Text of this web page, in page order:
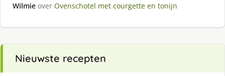
Wilmie over Ovenschotel met courgette en tonijn
Nieuwste recepten